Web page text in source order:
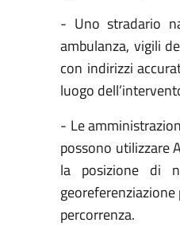
- Uno stradario
ambulanza, vigili
con indirizzi
luogo
- Le
possono utilizzare
la posizione di
percorrenza.